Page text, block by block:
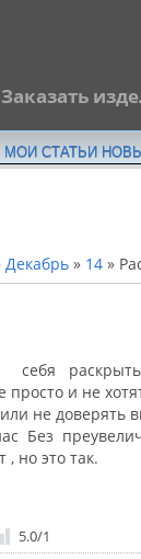
Заказать
МОИ СТАТЬИ
Декабрь » 14»
себя
и не
не доверять
Без
, но это так.
5.0/1